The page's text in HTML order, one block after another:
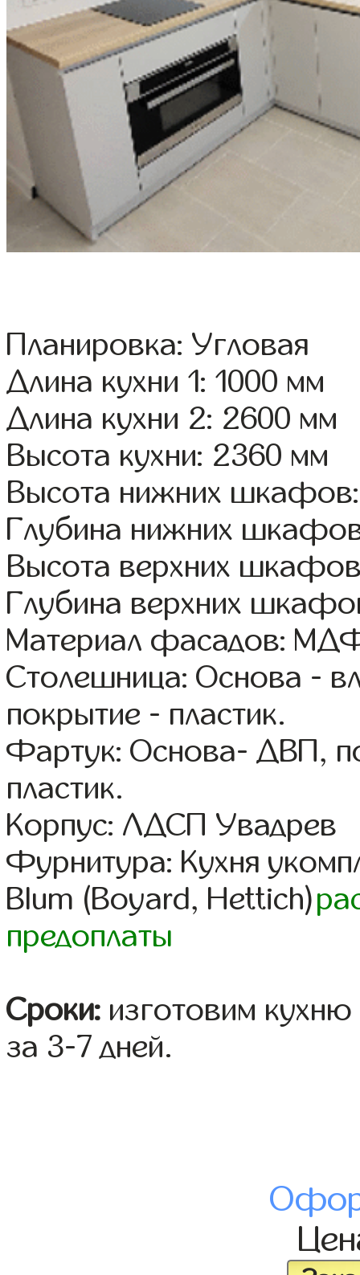
Планировка: Угловая
Длина кухни 1: 1000 мм
Длина кухни 2: 2600 мм
Высота кухни: 2360 мм
Высота нижних
Глубина нижних
Высота верхних
Глубина верхних
Материал фасадов:
Столешница: Основа -
покрытие - пластик.
Фартук: Основа- ДВП,
пластик.
Корпус: ЛДСП Увадрев
Фурнитура: Кухня
Blum (Boyard, Hettich)
предоплаты
Сроки: изготовим
за 3-7 дней.